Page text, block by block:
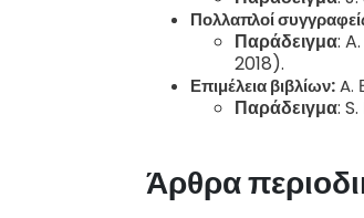
Πολλαπλοί
Παράδειγμα:
2018).
Επιμέλεια βιβλίων:A.
Παράδειγμα:
Άρθρα